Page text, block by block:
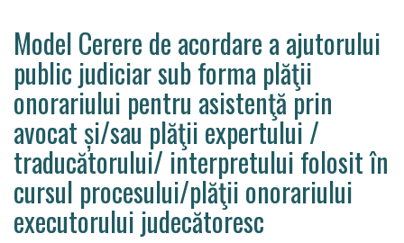
Model Cerere de acordare a ajutorului
public judiciar sub forma plăţii
onorariului pentru asistenţă prin
avocat și/sau plăţii expertului /
traducătorului/ interpretului folosit în
cursul procesului/plăţii onorariului
executorului judecătoresc